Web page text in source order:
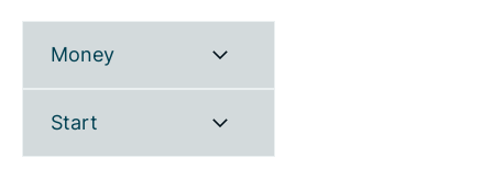
Money
Start